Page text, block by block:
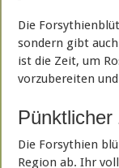
Die
sondern gibt
ist die Zeit, um
vorzubereiten
Die Forsythien
Region ab. Ihr